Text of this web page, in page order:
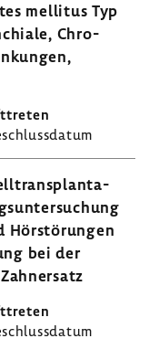
mellitus Typ
Chro­
Hörstö­rungen
bei der